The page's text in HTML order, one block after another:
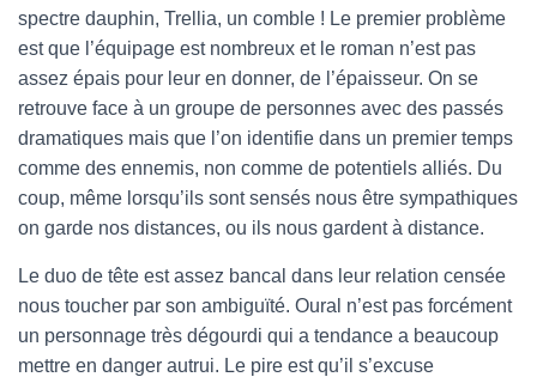
spectre dauphin, Trellia, un comble ! Le premier problème
est que l’équipage est nombreux et le roman n’est pas
assez épais pour leur en donner, de l’épaisseur. On se
retrouve face à un groupe de personnes avec des passés
dramatiques mais que l’on identifie dans un premier temps
comme des ennemis, non comme de potentiels alliés. Du
coup, même lorsqu’ils sont sensés nous être sympathiques
on garde nos distances, ou ils nous gardent à distance.
Le duo de tête est assez bancal dans leur relation censée
nous toucher par son ambiguïté. Oural n’est pas forcément
un personnage très dégourdi qui a tendance a beaucoup
mettre en danger autrui. Le pire est qu’il s’excuse